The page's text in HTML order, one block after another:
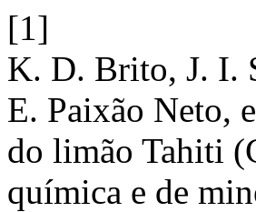
[1]
K. D. Brito, J. I.
E. Paixão Neto,
do limão Tahiti
química e de